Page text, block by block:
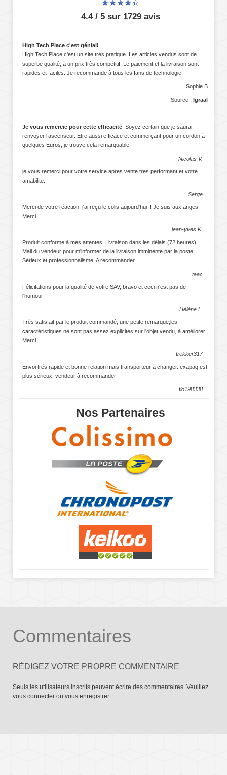
4.4 / 5 sur 1729 avis
High Tech Place c'est génial!
High Tech Place c'est un site très pratique. Les articles vendus sont de
superbe qualité, à un prix très compétitif. Le paiement et la livraison sont
rapides et faciles. Je recommande à tous les fans de technologie!
Sophie B
Source : Igraal
Je vous remercie pour cette efficacité. Soyez certain que je saurai
renvoyer l’ascenseur. Etre aussi efficace et commerçant pour un cordon à
quelques Euros, je trouve cela remarquable
Nicolas V.
je vous remerci pour votre service apres vente tres performant et votre
amabilite.
Serge
Merci de votre réaction, j'ai reçu le colis aujourd'hui !! Je suis aux anges.
Merci.
jean-yves K.
Produit conforme à mes attentes. Livraison dans les délais (72 heures).
Mail du vendeur pour m'informer de la livraison imminente par la poste.
Sérieux et professionnalisme. A recommander.
taac
Félicitations pour la qualité de votre SAV, bravo et ceci n'est pas de
l'humour
Hélène L.
Très satisfait par le produit commandé, une petite remarque,les
caractéristiques ne sont pas assez explicites sur l'objet vendu, à améliorer.
Merci.
trekker317
Envoi trés rapide et bonne relation mais transporteur à changer. exapaq est
plus sérieux. vendeur à recommander
flo198338
Nos Partenaires
Commentaires
RÉDIGEZ VOTRE PROPRE COMMENTAIRE
Seuls les utilisateurs inscrits peuvent écrire des commentaires. Veuillez
vous connecter ou vous enregistrer